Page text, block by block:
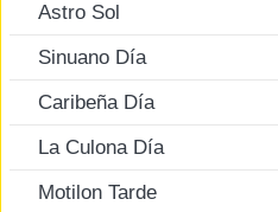
Astro Sol
Sinuano Día
Caribeña Día
La Culona Día
Motilon Tarde